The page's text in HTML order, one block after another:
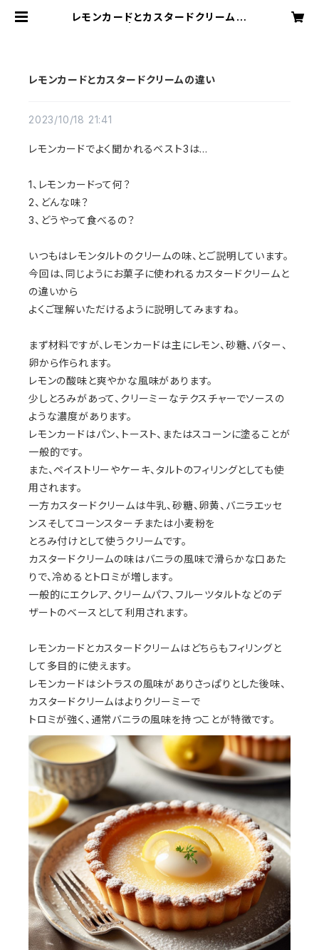
レモンカードとカスタードクリームの
レモンカードとカスタードクリームの違い
2023/10/18 21:41
レモンカードでよく聞かれるベスト3は…
1、レモンカードって何？
2、どんな味？
3、どうやって食べるの？
いつもはレモンタルトのクリームの味、とご説明しています。
今回は、同じようにお菓子に使われるカスタードクリームと
の違いから
よくご理解いただけるように説明してみますね。
まず材料ですが、レモンカードは主にレモン、砂糖、バター、
卵から作られます。
レモンの酸味と爽やかな風味があります。
少しとろみがあって、クリーミーなテクスチャーでソースの
ような濃度があります。
レモンカードはパン、トースト、またはスコーンに塗ることが
一般的です。
また、ペイストリーやケーキ、タルトのフィリングとしても使
用されます。
一方カスタードクリームは牛乳、砂糖、卵黄、バニラエッセ
ンスそしてコーンスターチまたは小麦粉を
とろみ付けとして使うクリームです。
カスタードクリームの味はバニラの風味で滑らかな口あた
りで、冷めるとトロミが増します。
一般的にエクレア、クリームパフ、フルーツタルトなどのデ
ザートのベースとして利用されます。
レモンカードとカスタードクリームはどちらもフィリングと
して多目的に使えます。
レモンカードはシトラスの風味がありさっぱりとした後味、
カスタードクリームはよりクリーミーで
トロミが強く、通常バニラの風味を持つことが特徴です。